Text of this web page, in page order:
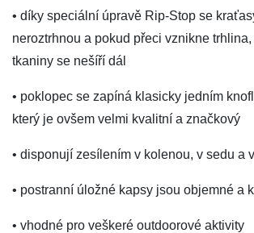
• díky speciální úpravě Rip-Stop se
neroztrhnou a pokud přeci vznikne
tkaniny se nešíří dál
• poklopec se zapíná klasicky jedním
který je ovšem velmi kvalitní a značkový
• disponují zesílením v kolenou, v sedu a
• postranní úložné kapsy jsou objemné a
• vhodné pro veškeré outdoorové aktivity